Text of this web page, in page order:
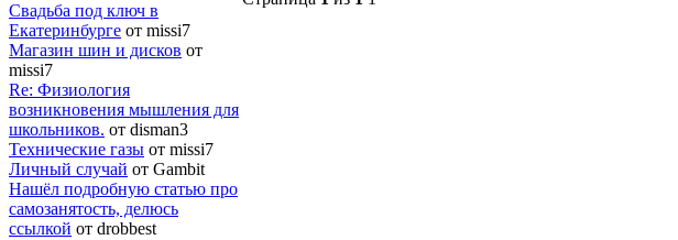
Cвадьба под ключ в
Екатеринбурге от missi7
Магазин шин и дисков от
missi7
Re: Физиология
возникновения мышления для
школьников. от disman3
Технические газы от missi7
Личный случай от Gambit
Нашёл подробную статью про
самозанятость, делюсь
ссылкой от drobbest